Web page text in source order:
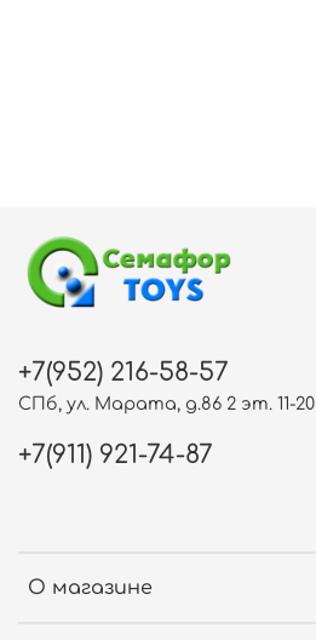
О магазине
+7(952) 216-58-57
СПб, ул. Марата, д.86 2 эт. 11-20
+7(911) 921-74-87